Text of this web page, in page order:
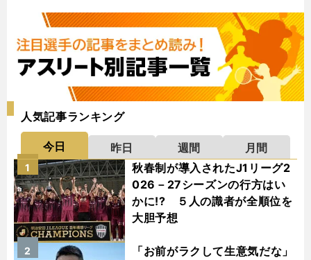
人気記事ランキング
今日 昨日 週間
月間
秋春制が導入されたJ1リーグ2
026－27シーズンの行方はい
かに!? ５人の識者が全順位を
大胆予想
1
「お前がラクして生意気だな」
2